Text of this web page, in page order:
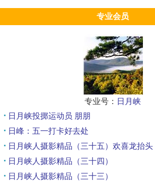
专业会员
专业号： 日月峡
日月峡投掷运动员 朋朋
日峰：五一打卡好去处
日月峡人摄影精品（三十五）欢喜龙抬头
日月峡人摄影精品（三十四）
日月峡人摄影精品（三十三）